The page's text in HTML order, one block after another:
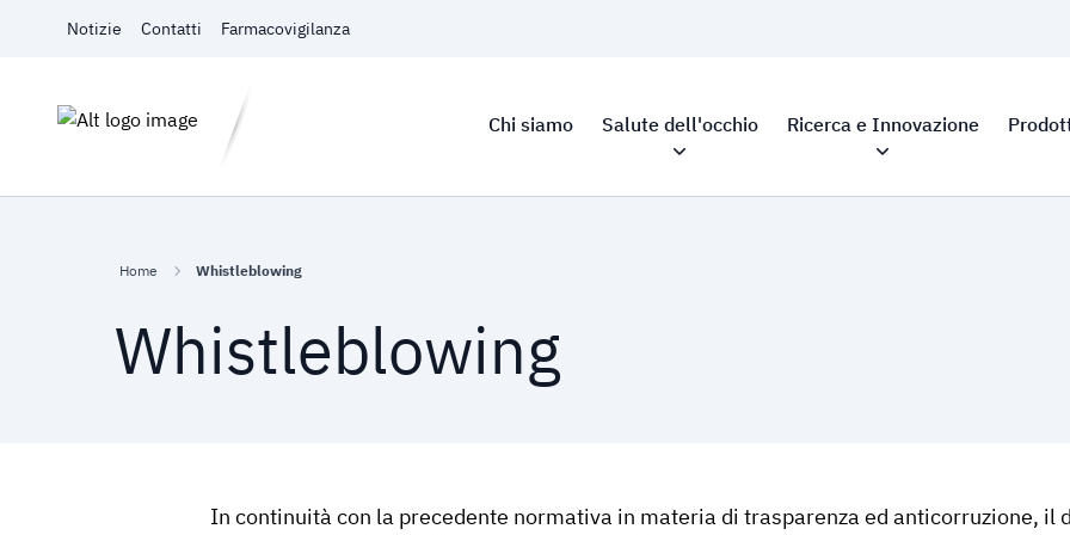
Notizie Contatti Farmacovigilanza
Chi siamo Salute dell'occhio Ricerca e Innovazione
Home Whistleblowing
Whistleblowing
In continuità con la precedente normativa in materia di trasparenza ed anticorruzione, il